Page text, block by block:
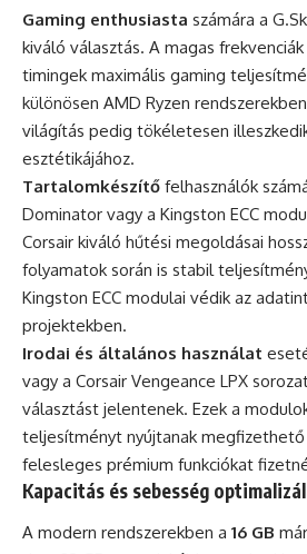
Gaming enthusiasta számára a
kiváló választás. A magas
timingek maximális gaming
különösen AMD Ryzen
világítás pedig tökéletesen
esztétikájához.
Tartalomkészítő felhasználók
Dominator vagy a Kingston ECC
Corsair kiváló hűtési megoldásai
folyamatok során is stabil
Kingston ECC modulai védik az
projektekben.
Irodai és általános használat
vagy a Corsair Vengeance LPX
választást jelentenek. Ezek a
teljesítményt nyújtanak megfizethető
felesleges prémium funkciókat
Kapacitás és sebesség
A modern rendszerekben a 16 GB